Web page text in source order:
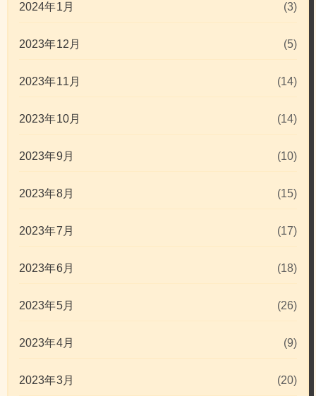
2024年1月 (3)
2023年12月 (5)
2023年11月 (14)
2023年10月 (14)
2023年9月 (10)
2023年8月 (15)
2023年7月 (17)
2023年6月 (18)
2023年5月 (26)
2023年4月 (9)
2023年3月 (20)